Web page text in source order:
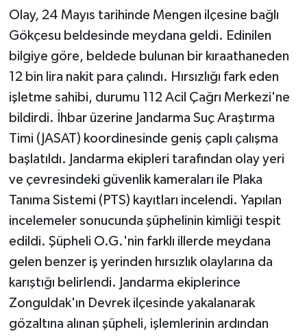
Olay, 24 Mayıs tarihinde Mengen ilçesine bağlı
Gökçesu beldesinde meydana geldi. Edinilen
bilgiye göre, beldede bulunan bir kıraathaneden
12 bin lira nakit para çalındı. Hırsızlığı fark eden
işletme sahibi, durumu 112 Acil Çağrı Merkezi'ne
bildirdi. İhbar üzerine Jandarma Suç Araştırma
Timi (JASAT) koordinesinde geniş çaplı çalışma
başlatıldı. Jandarma ekipleri tarafından olay yeri
ve çevresindeki güvenlik kameraları ile Plaka
Tanıma Sistemi (PTS) kayıtları incelendi. Yapılan
incelemeler sonucunda şüphelinin kimliği tespit
edildi. Şüpheli O.G.'nin farklı illerde meydana
gelen benzer iş yerinden hırsızlık olaylarına da
karıştığı belirlendi. Jandarma ekiplerince
Zonguldak'ın Devrek ilçesinde yakalanarak
gözaltına alınan şüpheli, işlemlerinin ardından